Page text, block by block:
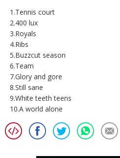
1.Tennis court
2.400 lux
3.Royals
4.Ribs
5.Buzzcut season
6.Team
7.Glory and gore
8.Still sane
9.White teeth teens
10.A world alone